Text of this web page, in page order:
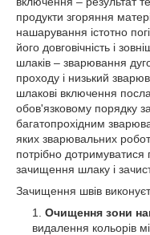
продукти згоряння
нашарування істотно
його довговічність і
шлаків – зварювання
проходу і низький
шлакові включення
обов'язковому порядку
багатопрохідним
яких зварювальних
потрібно дотримуватися
зачищення шлаку і
Зачищення швів
Очищення зони
видалення кольорів